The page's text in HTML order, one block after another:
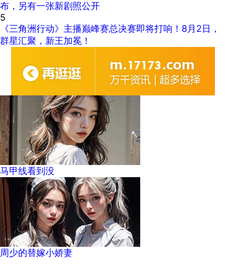
布，另有一张新剧照公开
5
《三角洲行动》主播巅峰赛总决赛即将打响！8月2日，
群星汇聚，新王加冕！
马甲线看到没
周少的替嫁小娇妻